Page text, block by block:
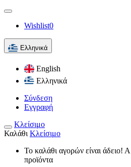
Wishlist0
Ελληνικά
English
Ελληνικά
Σύνδεση
Εγγραφή
Κλείσιμο
Καλάθι Κλείσιμο
Το καλάθι αγορών είναι άδειο!
προϊόντα